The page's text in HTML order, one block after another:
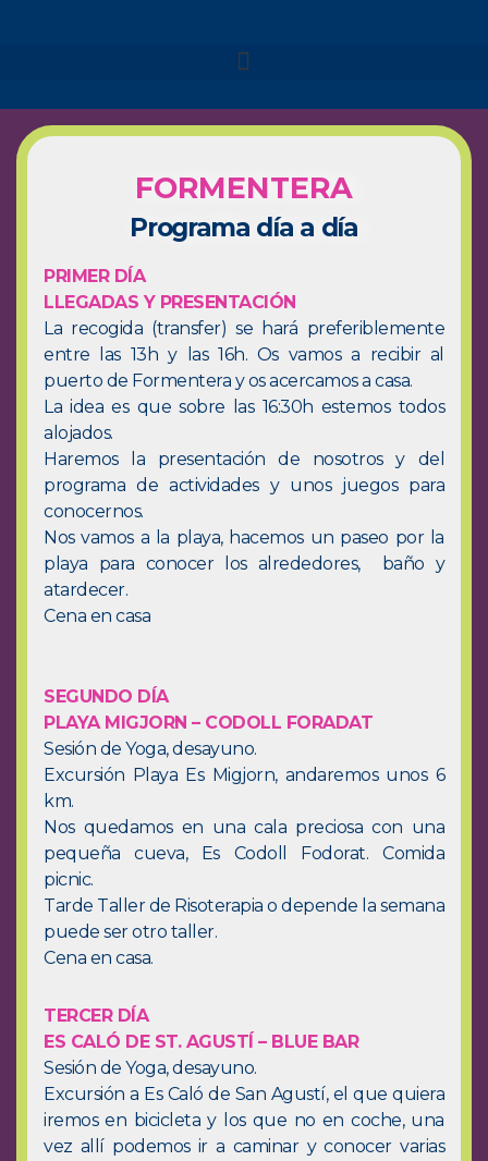
NUESTROS VIAJES
MENORCA CAMÍ DE
CAVALLS – SEMANA SANTA
MENORCA YOGA & KAYAK
MENORCA YOGA & BARCO
FORMENTERA 2026
NAVARRA 2026
NAVARRA – SELVA DE
NAVARRA – VALLE DE
BAZTAN
GALICIA – RUTA DE LOS
FAROS
FORMENTERA
Programa día a día
PRIMER DÍA
LLEGADAS Y PRESENTACIÓN
La recogida (transfer) se hará preferiblemente
entre las 13h y las 16h. Os vamos a recibir al
puerto de Formentera y os acercamos a casa.
La idea es que sobre las 16:30h estemos todos
alojados.
Haremos la presentación de nosotros y del
programa de actividades y unos juegos para
conocernos.
Nos vamos a la playa, hacemos un paseo por la
playa para conocer los alrededores, baño y
atardecer.
Cena en casa
SEGUNDO DÍA
PLAYA MIGJORN – CODOLL FORADAT
Sesión de Yoga, desayuno.
Excursión Playa Es Migjorn, andaremos unos 6
km.
Nos quedamos en una cala preciosa con una
pequeña cueva, Es Codoll Fodorat. Comida
picnic.
Tarde Taller de Risoterapia o depende la semana
puede ser otro taller.
Cena en casa.
TERCER DÍA
ES CALÓ DE ST. AGUSTÍ – BLUE BAR
Sesión de Yoga, desayuno.
Excursión a Es Caló de San Agustí, el que quiera
iremos en bicicleta y los que no en coche, una
vez allí podemos ir a caminar y conocer varias